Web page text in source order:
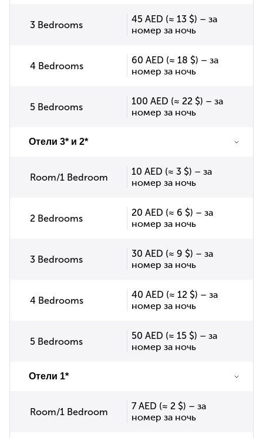
3 Bedrooms
45 AED (≈ 13 $) – за
номер за ночь
4 Bedrooms
60 AED (≈ 18 $) – за
номер за ночь
5 Bedrooms
100 AED (≈ 22 $) – за
номер за ночь
Отели 3* и 2*
Room/1 Bedroom
10 AED (≈ 3 $) – за
номер за ночь
2 Bedrooms
20 AED (≈ 6 $) – за
номер за ночь
3 Bedrooms
30 AED (≈ 9 $) – за
номер за ночь
4 Bedrooms
40 AED (≈ 12 $) – за
номер за ночь
5 Bedrooms
50 AED (≈ 15 $) – за
номер за ночь
Отели 1*
Room/1 Bedroom
7 AED (≈ 2 $) – за
номер за ночь